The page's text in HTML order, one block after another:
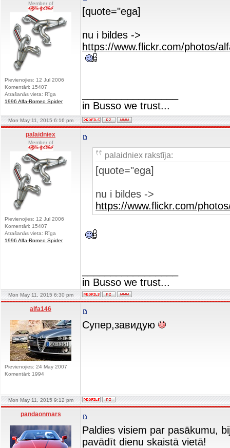
Member of
Pievienojies: 12 Jul 2006
Komentāri: 15407
Atrašanās vieta: Rīga
1996 Alfa-Romeo Spider
[quote="ega]
nu i bildes ->
https://www.flickr.com/photos/
in Busso we trust...
Mon May 11, 2015 6:16 pm
palaidniex
Member of
Pievienojies: 12 Jul 2006
Komentāri: 15407
Atrašanās vieta: Rīga
1996 Alfa-Romeo Spider
palaidniex rakstīja:
[quote="ega]
nu i bildes ->
https://www.flickr.com/
in Busso we trust...
Mon May 11, 2015 6:30 pm
alfa146
Pievienojies: 24 May 2007
Komentāri: 1994
Супер,завидую
Mon May 11, 2015 9:12 pm
pandaonmars
Paldies visiem par pasākumu,
pavādīt dienu skaistā vietā!